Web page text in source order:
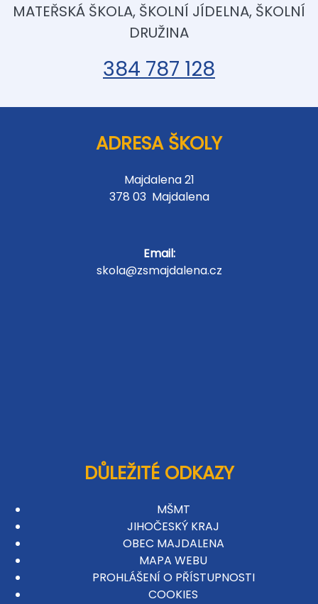
MATEŘSKÁ ŠKOLA, ŠKOLNÍ JÍDELNA, ŠKOLNÍ
DRUŽINA
384 787 128
ADRESA ŠKOLY
Majdalena 21
378 03 Majdalena
Email:
skola@zsmajdalena.cz
DŮLEŽITÉ ODKAZY
MŠMT
JIHOČESKÝ KRAJ
OBEC MAJDALENA
MAPA WEBU
PROHLÁŠENÍ O PŘÍSTUPNOSTI
COOKIES